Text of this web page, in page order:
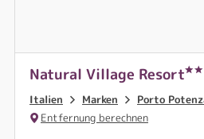
Natural Village Resort
Italien Marken
Porto
Entfernung berechnen